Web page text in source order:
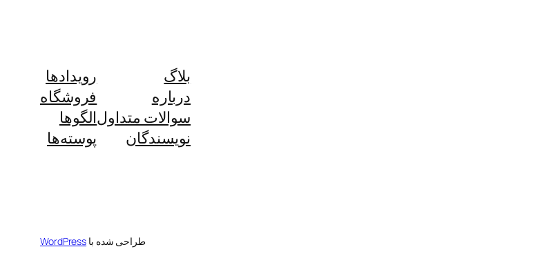
بلاگ
درباره
سوالات متداول
نویسندگان
رویدادها
فروشگاه
الگوها
پوسته‌ها
طراحی شده با WordPress